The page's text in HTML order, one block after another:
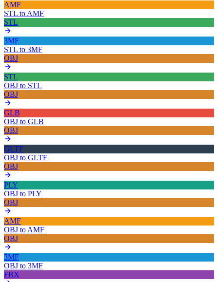
AMF
STL to AMF
STL
3MF
STL to 3MF
OBJ
STL
OBJ to STL
OBJ
GLB
OBJ to GLB
OBJ
GLTF
OBJ to GLTF
OBJ
PLY
OBJ to PLY
OBJ
AMF
OBJ to AMF
OBJ
3MF
OBJ to 3MF
FBX